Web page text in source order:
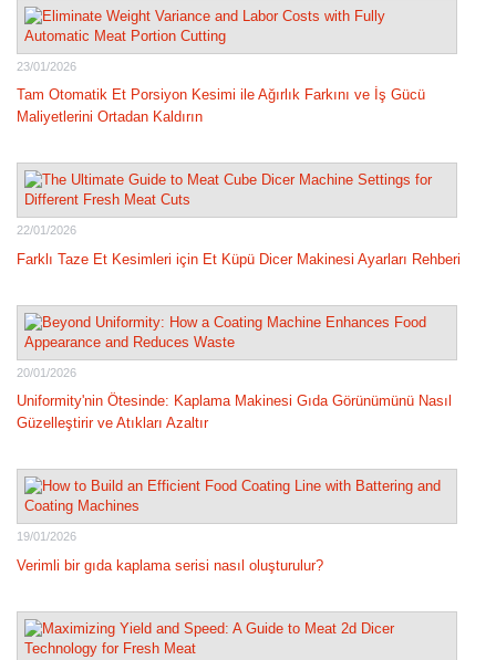
23/01/2026
Tam Otomatik Et Porsiyon Kesimi ile Ağırlık Farkını ve İş Gücü
Maliyetlerini Ortadan Kaldırın
22/01/2026
Farklı Taze Et Kesimleri için Et Küpü Dicer Makinesi Ayarları Rehberi
20/01/2026
Uniformity'nin Ötesinde: Kaplama Makinesi Gıda Görünümünü Nasıl
Güzelleştirir ve Atıkları Azaltır
19/01/2026
Verimli bir gıda kaplama serisi nasıl oluşturulur?